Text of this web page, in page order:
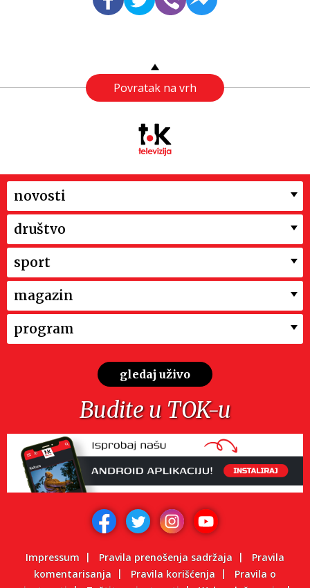
Povratak na vrh
novosti
društvo
sport
magazin
program
gledaj uživo
Budite u TOK-u
Impressum Pravila prenošenja sadržaja
Pravila
komentarisanja
Pravila korišćenja
Pravila o